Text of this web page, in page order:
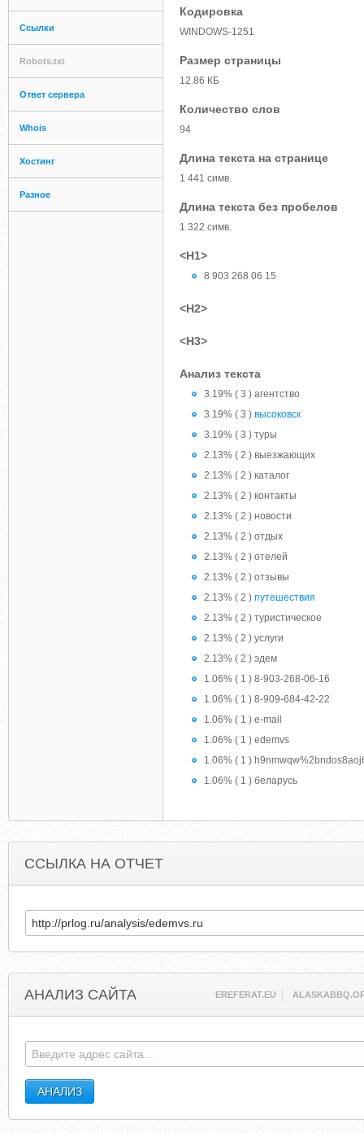
Ссылки
Robots.txt
Ответ сервера
Whois
Хостинг
Разное
Кодировка
WINDOWS-1251
Размер страницы
12.86 КБ
Количество слов
94
Длина текста на странице
1 441 симв.
Длина текста без пробелов
1 322 симв.
<H1>
8 903 268 06 15
<H2>
<H3>
Анализ текста
3.19% ( 3 ) агентство
3.19% ( 3 ) высоковск
3.19% ( 3 ) туры
2.13% ( 2 ) выезжающих
2.13% ( 2 ) каталог
2.13% ( 2 ) контакты
2.13% ( 2 ) новости
2.13% ( 2 ) отдых
2.13% ( 2 ) отелей
2.13% ( 2 ) отзывы
2.13% ( 2 ) путешествия
2.13% ( 2 ) туристическое
2.13% ( 2 ) услуги
2.13% ( 2 ) эдем
1.06% ( 1 ) 8-903-268-06-16
1.06% ( 1 ) 8-909-684-42-22
1.06% ( 1 ) e-mail
1.06% ( 1 ) edemvs
1.06% ( 1 )
1.06% ( 1 ) беларусь
ССЫЛКА НА ОТЧЕТ
АНАЛИЗ САЙТА EREFERAT.EU